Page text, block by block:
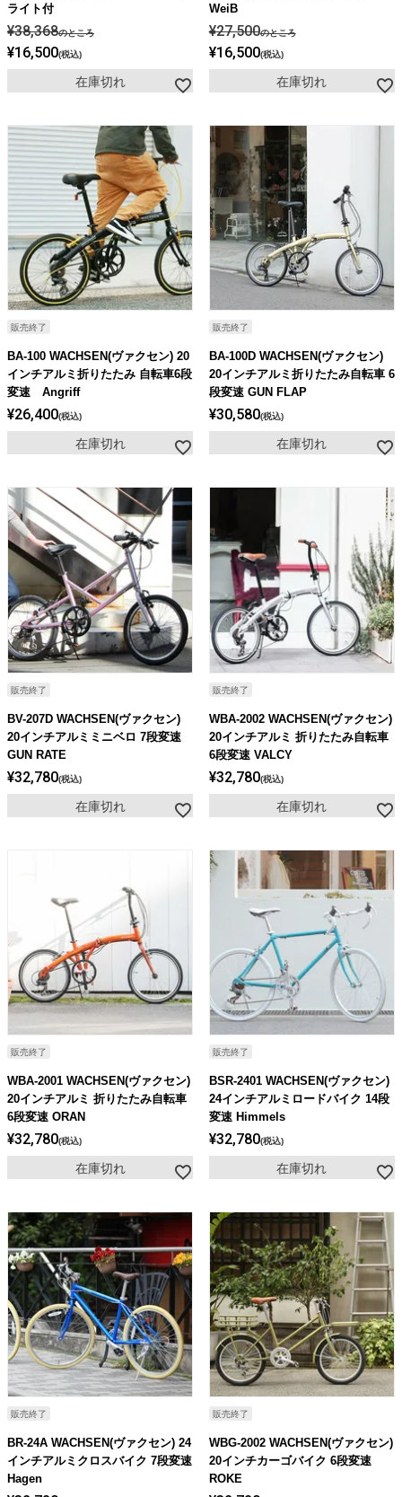
ライト付
¥38,368のところ
¥16,500 税込
在庫切れ
WeiB
¥27,500のところ
¥16,500 税込
在庫切れ
販売終了
BA-100 WACHSEN(ヴァクセン) 20
インチアルミ折りたたみ 自転車6段
変速 Angriff
¥26,400 税込
在庫切れ
販売終了
BA-100D WACHSEN(ヴァクセン)
20インチアルミ折りたたみ自転車 6
段変速 GUN FLAP
¥30,580 税込
在庫切れ
販売終了
BV-207D WACHSEN(ヴァクセン)
20インチアルミミニベロ 7段変速
GUN RATE
¥32,780 税込
在庫切れ
販売終了
WBA-2002 WACHSEN(ヴァクセン)
20インチアルミ 折りたたみ自転車
6段変速 VALCY
¥32,780 税込
在庫切れ
販売終了
WBA-2001 WACHSEN(ヴァクセン)
20インチアルミ 折りたたみ自転車
6段変速 ORAN
¥32,780 税込
在庫切れ
販売終了
BSR-2401 WACHSEN(ヴァクセン)
24インチアルミロードバイク 14段
変速 Himmels
¥32,780 税込
在庫切れ
販売終了
BR-24A WACHSEN(ヴァクセン) 24
インチアルミクロスバイク 7段変速
Hagen
販売終了
WBG-2002 WACHSEN(ヴァクセン)
20インチカーゴバイク 6段変速
ROKE